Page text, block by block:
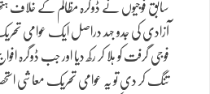
سابق فوجیوں نے ڈوگرہ مظالم کے خلاف
آزادی کی جدو جہد دراصل ایک عوامی
فوجی گرفت کو ہلا کر رکھ دیا اور جب ڈوگرہ
تنگ کر دی تو یہ عوامی تحریک معاشی